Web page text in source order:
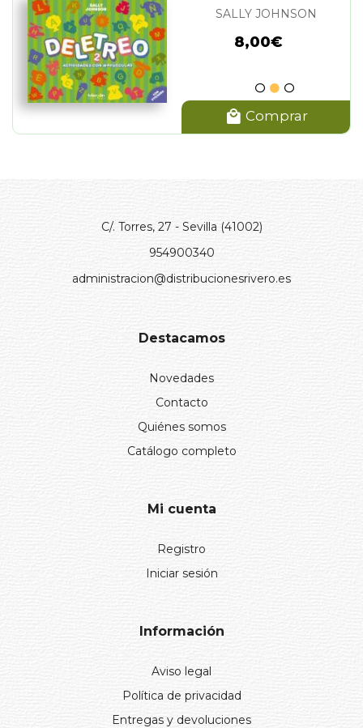
SALLY JOHNSON
8,00€
Comprar
C/. Torres, 27 - Sevilla (41002)
954900340
administracion@distribucionesrivero.es
Destacamos
Novedades
Contacto
Quiénes somos
Catálogo completo
Mi cuenta
Registro
Iniciar sesión
Información
Aviso legal
Política de privacidad
Entregas y devoluciones